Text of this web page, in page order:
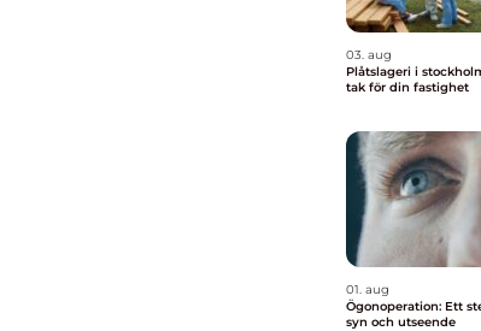
03. aug
Plåtslageri i stockholm så väljer du
tak för din fastighet
01. aug
Ögonoperation: Ett
syn och utseende